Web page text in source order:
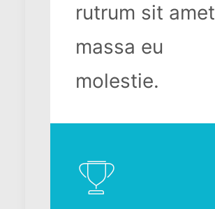
rutrum sit amet
massa eu
molestie.